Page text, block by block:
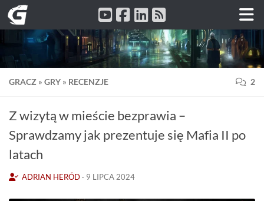
Przeskocz do treści
GRACZ » GRY » RECENZJE 2
Z wizytą w mieście bezprawia –
Sprawdzamy jak prezentuje się Mafia II po
latach
ADRIAN HERÓD · 9 LIPCA 2024